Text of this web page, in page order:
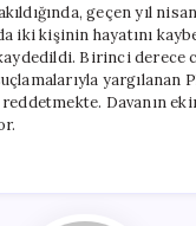
geçen yıl
iki kişinin hayatını
Birinci derece
yargılanan
Davanın